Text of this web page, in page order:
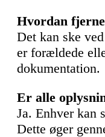
Hvordan
Det kan ske
er forældede
dokumentation.
Er alle
Ja. Enhver kan
Dette øger